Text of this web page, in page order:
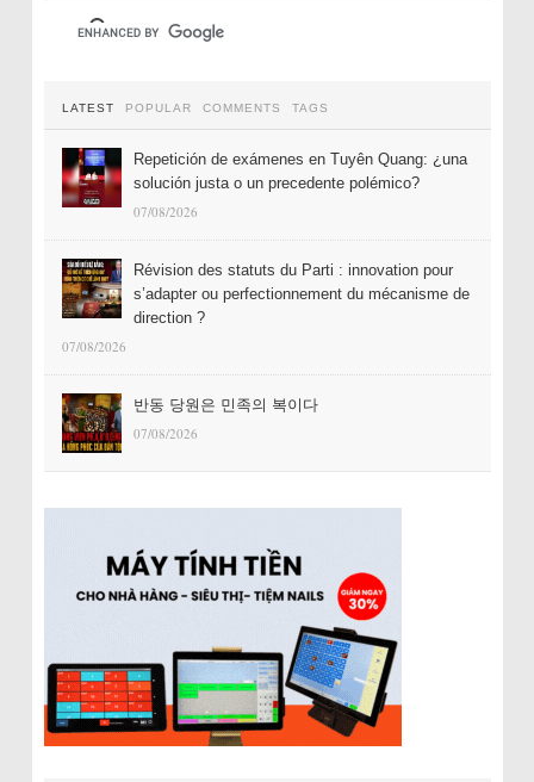
LATEST POPULAR COMMENTS TAGS
Repetición de exámenes en Tuyên Quang: ¿una
solución justa o un precedente polémico?
07/08/2026
Révision des statuts du Parti : innovation pour
s’adapter ou perfectionnement du mécanisme de
direction ?
07/08/2026
반동 당원은 민족의 복이다
07/08/2026